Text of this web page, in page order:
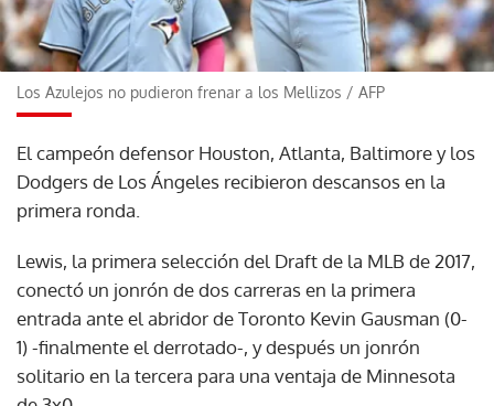
Los Azulejos no pudieron frenar a los Mellizos / AFP
El campeón defensor Houston, Atlanta, Baltimore y los
Dodgers de Los Ángeles recibieron descansos en la
primera ronda.
Lewis, la primera selección del Draft de la MLB de 2017,
conectó un jonrón de dos carreras en la primera
entrada ante el abridor de Toronto Kevin Gausman (0-
1) -finalmente el derrotado-, y después un jonrón
solitario en la tercera para una ventaja de Minnesota